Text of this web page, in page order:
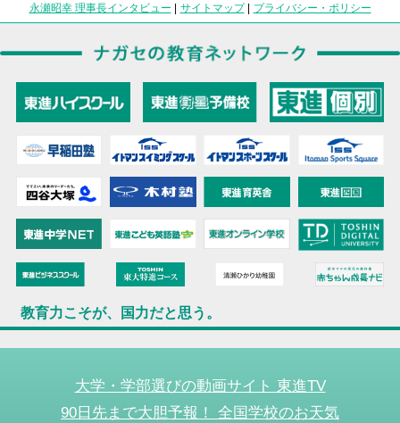
永瀬昭幸 理事長インタビュー | サイトマップ| プライバシー・ポリシー
教育力こそが、国力だと思う。
大学・学部選びの動画サイト 東進TV
90日先まで大胆予報！ 全国学校のお天気